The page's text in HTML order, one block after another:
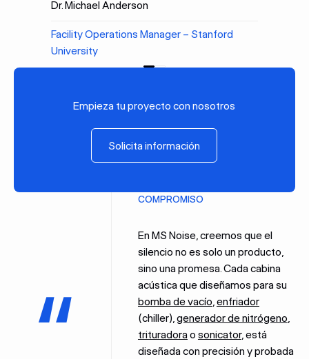
Dr. Michael Anderson
Facility Operations Manager – Stanford
University
Empieza tu proyecto con nosotros
Solicita información
Solicita información
COMPROMISO
En MS Noise, creemos que el
silencio no es solo un producto,
sino una promesa. Cada cabina
acústica que diseñamos para su
bomba de vacío enfriador
(chiller), generador de nitrógeno
trituradora o sonicator, está
diseñada con precisión y probada